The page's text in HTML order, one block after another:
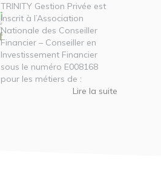
TRINITY Gestion Privée est
inscrit à l’Association
Nationale des Conseiller
Financier – Conseiller en
Investissement Financier
sous le numéro E008168
pour les métiers de :
Lire la suite